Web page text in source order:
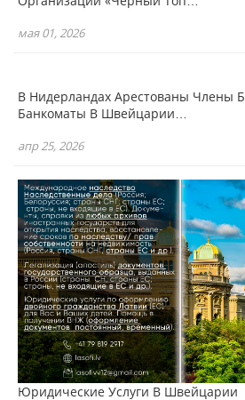
мая 01, 2026
В Нидерландах Арестованы Члены
Банкоматы В Швейцарии…
апр 25, 2026
Юридические Услуги В Швейцарии